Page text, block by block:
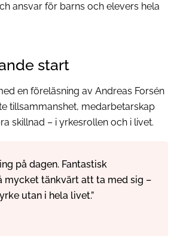
ansvar för barns och elevers hela
start
en föreläsning av Andreas Forsén
tillsammanshet, medarbetarskap
skillnad – i yrkesrollen och i livet.
på dagen. Fantastisk
mycket tänkvärt att ta med sig –
utan i hela livet.”